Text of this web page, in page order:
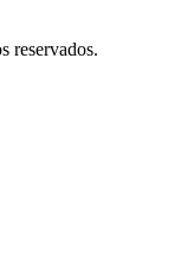
reservados.